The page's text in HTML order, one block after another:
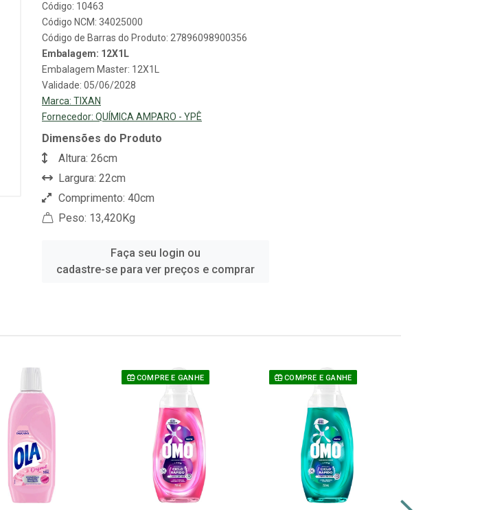
Código: 10463
Código NCM: 34025000
Código de Barras do Produto: 27896098900356
Embalagem: 12X1L
Embalagem Master: 12X1L
Validade: 05/06/2028
Marca: TIXAN
Fornecedor: QUÍMICA AMPARO - YPÊ
Dimensões do Produto
Altura: 26cm
Largura: 22cm
Comprimento: 40cm
Peso: 13,420Kg
Faça seu login ou
cadastre-se para ver preços e comprar
COMPRE E GANHE COMPRE E GANHE